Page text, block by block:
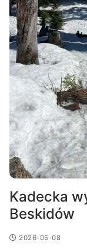
Kadecka
Beskidów
2026-05-08